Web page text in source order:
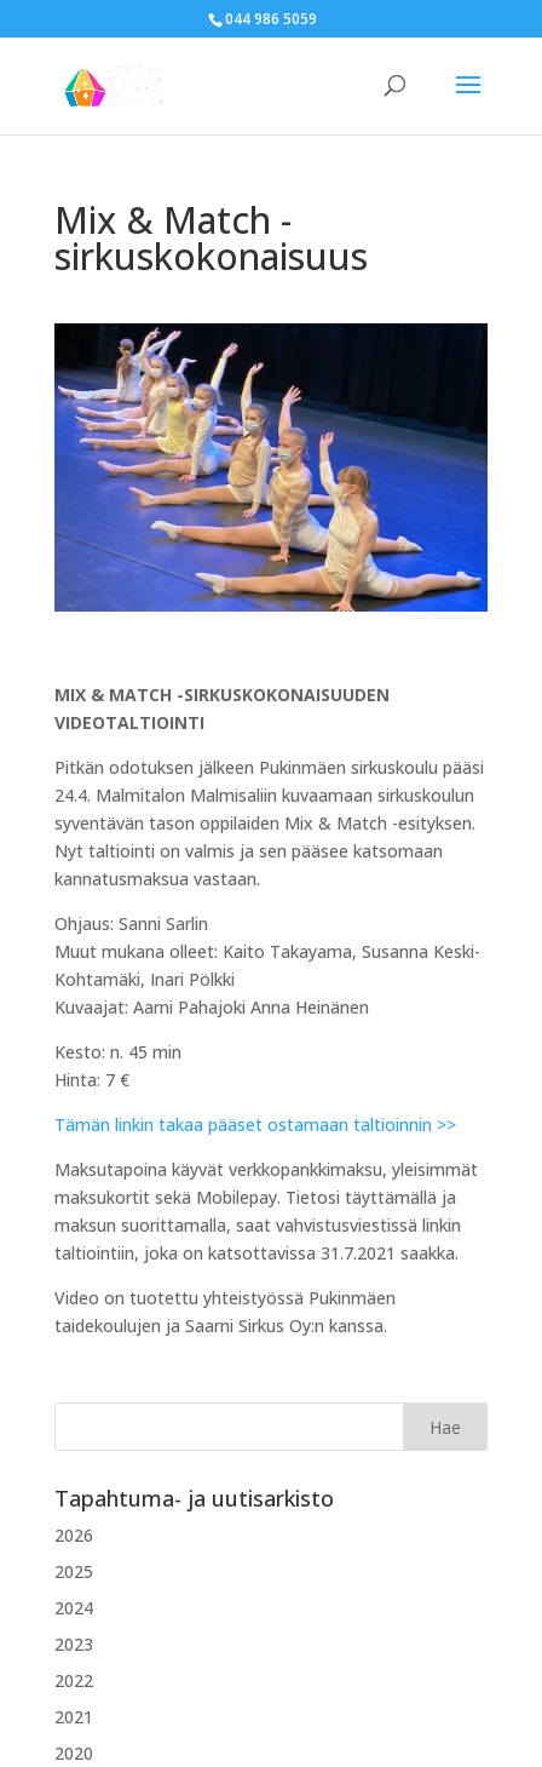
044 986 5059
Mix & Match -
sirkuskokonaisuus
MIX & MATCH -SIRKUSKOKONAISUUDEN
VIDEOTALTIOINTI
Pitkän odotuksen jälkeen Pukinmäen sirkuskoulu pääsi
24.4. Malmitalon Malmisaliin kuvaamaan sirkuskoulun
syventävän tason oppilaiden Mix & Match -esityksen.
Nyt taltiointi on valmis ja sen pääsee katsomaan
kannatusmaksua vastaan.
Ohjaus: Sanni Sarlin
Muut mukana olleet: Kaito Takayama, Susanna Keski-
Kohtamäki, Inari Pölkki
Kuvaajat: Aarni Pahajoki Anna Heinänen
Kesto: n. 45 min
Hinta: 7 €
Tämän linkin takaa pääset ostamaan taltioinnin >>
Maksutapoina käyvät verkkopankkimaksu, yleisimmät
maksukortit sekä Mobilepay. Tietosi täyttämällä ja
maksun suorittamalla, saat vahvistusviestissä linkin
taltiointiin, joka on katsottavissa 31.7.2021 saakka.
Video on tuotettu yhteistyössä Pukinmäen
taidekoulujen ja Saarni Sirkus Oy:n kanssa.
Tapahtuma- ja uutisarkisto
2026
2025
2024
2023
2022
2021
2020